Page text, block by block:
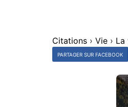
Citations › Vie ›
PARTAGER SUR FACEBOOK